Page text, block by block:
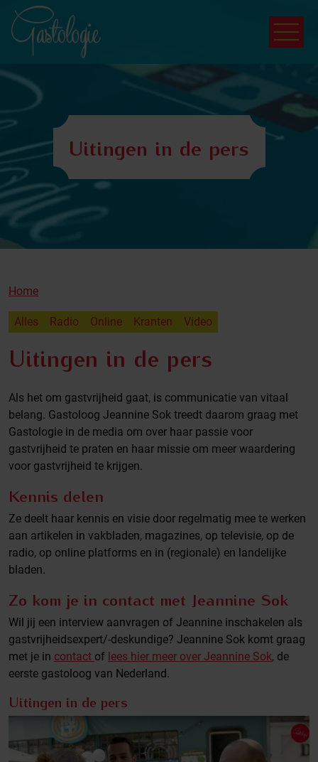
Uitingen in de pers
Home
Alles Radio Online Kranten Video
Uitingen in de pers
Als het om gastvrijheid gaat, is communicatie van vitaal
belang. Gastoloog Jeannine Sok treedt daarom graag met
Gastologie in de media om over haar passie voor
gastvrijheid te praten en haar missie om meer waardering
voor gastvrijheid te krijgen.
Kennis delen
Ze deelt haar kennis en visie door regelmatig mee te werken
aan artikelen in vakbladen, magazines, op televisie, op de
radio, op online platforms en in (regionale) en landelijke
bladen.
Zo kom je in contact met Jeannine Sok
Wil jij een interview aanvragen of Jeannine inschakelen als
gastvrijheidsexpert/-deskundige? Jeannine Sok komt graag
met je in contact of lees hier meer over Jeannine Sok, de
eerste gastoloog van Nederland.
Uitingen in de pers